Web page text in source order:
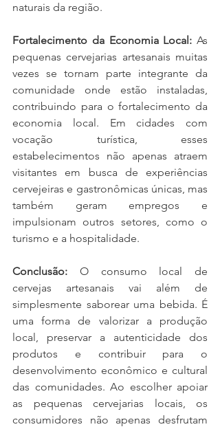
naturais da região.
Fortalecimento da Economia Local: As
pequenas cervejarias artesanais muitas
vezes se tornam parte integrante da
comunidade onde estão instaladas,
contribuindo para o fortalecimento da
economia local. Em cidades com
vocação turística, esses
estabelecimentos não apenas atraem
visitantes em busca de experiências
cervejeiras e gastronômicas únicas, mas
também geram empregos e
impulsionam outros setores, como o
turismo e a hospitalidade.
Conclusão: O consumo local de
cervejas artesanais vai além de
simplesmente saborear uma bebida. É
uma forma de valorizar a produção
local, preservar a autenticidade dos
produtos e contribuir para o
desenvolvimento econômico e cultural
das comunidades. Ao escolher apoiar
as pequenas cervejarias locais, os
consumidores não apenas desfrutam